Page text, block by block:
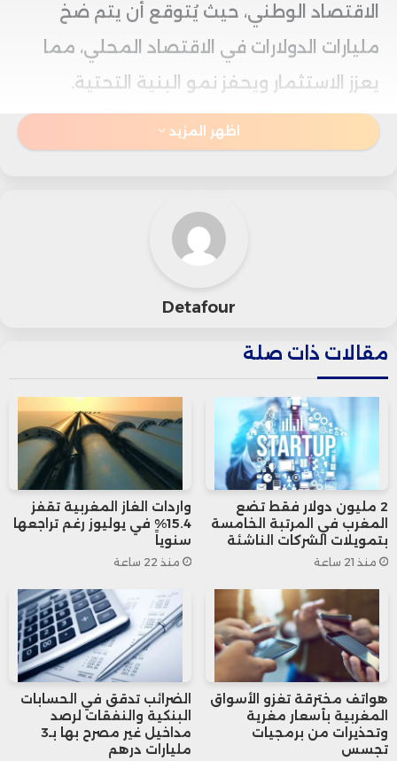
الاقتصاد الوطني، حيث يُتوقع أن يتم ضخ
مليارات الدولارات في الاقتصاد المحلي، مما
يعزز الاستثمار ويحفز نمو البنية التحتية.
وفي تقرير نشرته المجلة الأمريكية يوم الأحد
ستسهم في تنشيط السياحة، جذب
الاستثمارات الأجنبية، وخلق آلاف فرص العمل،
في المملكة على المدى الطويل.
وتوقع التقرير أن تؤدي استضافة كأس العالم
2030 إلى “تحول جذري” في الاقتصاد المغربي،
مما سيساهم في تعزيز نمو الناتج المحلي
الإجمالي.
وفي هذا السياق، أشار الخبير الاقتصادي رشيد
المحلي الإجمالي للمغرب إلى 200 مليار دولار
بحلول عام 2029، مقارنة بحوالي 145 مليار
دولار في الوقت الحالي، استنادًا إلى توقعات
صندوق النقد الدولي.
اظهر المزيد
Detafour
مقالات ذات صلة
2 مليون دولار فقط تضع
المغرب في المرتبة الخامسة
بتمويلات الشركات الناشئة
منذ 21 ساعة
واردات الغاز المغربية تقفز
15.4% في يوليوز رغم تراجعها
سنوياً
منذ 22 ساعة
هواتف مخترقة تغزو الأسواق
المغربية بأسعار مغرية
وتحذيرات من برمجيات
تجسس
الضرائب تدقق في الحسابات
البنكية والنفقات لرصد
مداخيل غير مصرح بها بـ3
مليارات درهم